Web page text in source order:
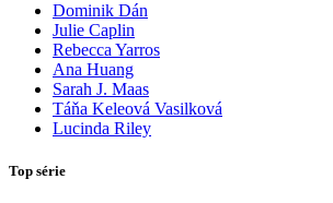
Dominik Dán
Julie Caplin
Rebecca Yarros
Ana Huang
Sarah J. Maas
Táňa Keleová Vasilková
Lucinda Riley
Top série